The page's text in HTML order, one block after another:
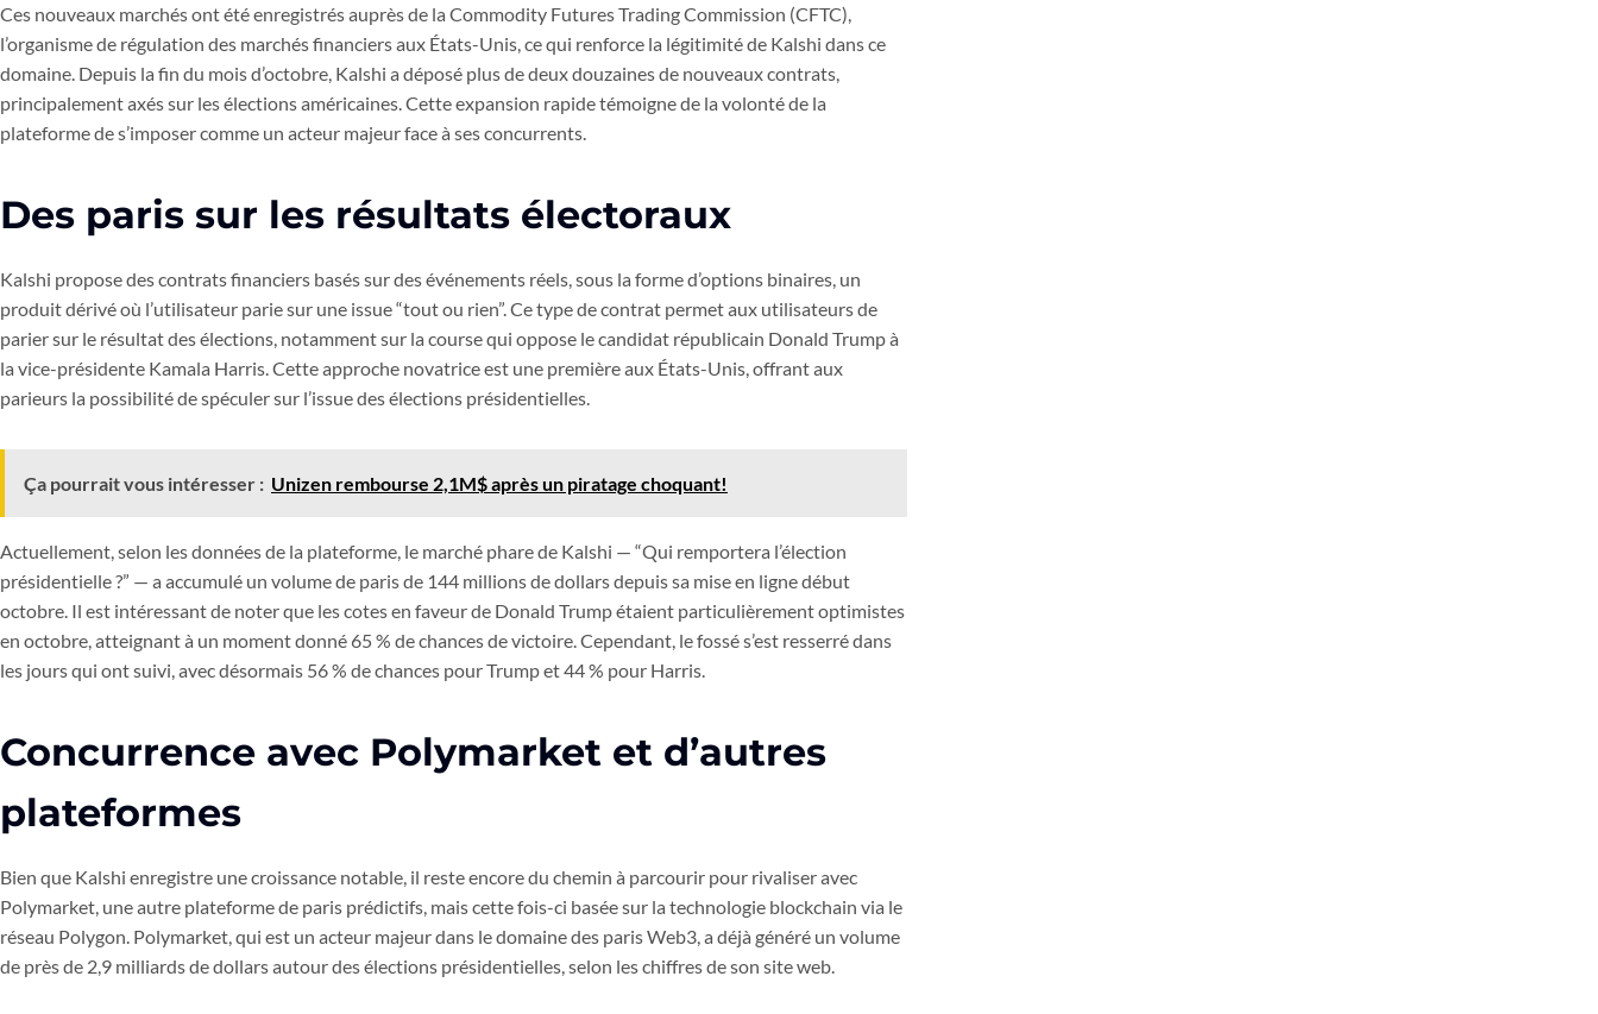
Ces nouveaux marchés ont été enregistrés auprès de la Commodity Futures Trading Commission (CFTC),
l’organisme de régulation des marchés financiers aux États-Unis, ce qui renforce la légitimité de Kalshi dans ce
domaine. Depuis la fin du mois d’octobre, Kalshi a déposé plus de deux douzaines de nouveaux contrats,
principalement axés sur les élections américaines. Cette expansion rapide témoigne de la volonté de la
plateforme de s’imposer comme un acteur majeur face à ses concurrents.
Des paris sur les résultats électoraux
Kalshi propose des contrats financiers basés sur des événements réels, sous la forme d’options binaires, un
produit dérivé où l’utilisateur parie sur une issue “tout ou rien”. Ce type de contrat permet aux utilisateurs de
parier sur le résultat des élections, notamment sur la course qui oppose le candidat républicain Donald Trump à
la vice-présidente Kamala Harris. Cette approche novatrice est une première aux États-Unis, offrant aux
parieurs la possibilité de spéculer sur l’issue des élections présidentielles.
Ça pourrait vous intéresser : Unizen rembourse 2,1M$ après un piratage choquant!
Actuellement, selon les données de la plateforme, le marché phare de Kalshi — “Qui remportera l’élection
présidentielle ?” — a accumulé un volume de paris de 144 millions de dollars depuis sa mise en ligne début
octobre. Il est intéressant de noter que les cotes en faveur de Donald Trump étaient particulièrement optimistes
en octobre, atteignant à un moment donné 65 % de chances de victoire. Cependant, le fossé s’est resserré dans
les jours qui ont suivi, avec désormais 56 % de chances pour Trump et 44 % pour Harris.
Concurrence avec Polymarket et d’autres
plateformes
Bien que Kalshi enregistre une croissance notable, il reste encore du chemin à parcourir pour rivaliser avec
Polymarket, une autre plateforme de paris prédictifs, mais cette fois-ci basée sur la technologie blockchain via le
réseau Polygon. Polymarket, qui est un acteur majeur dans le domaine des paris Web3, a déjà généré un volume
de près de 2,9 milliards de dollars autour des élections présidentielles, selon les chiffres de son site web.